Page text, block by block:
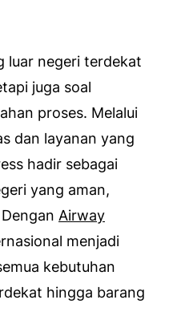
luar negeri terdekat
juga soal
proses. Melalui
dan layanan yang
hadir sebagai
yang aman,
Airway
menjadi
kebutuhan
hingga barang